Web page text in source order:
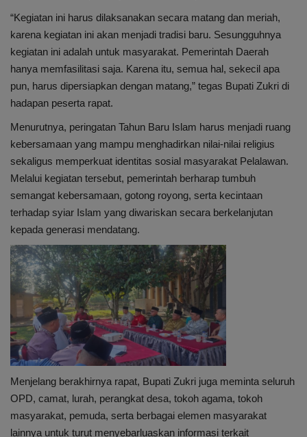
“Kegiatan ini harus dilaksanakan secara matang dan meriah,
karena kegiatan ini akan menjadi tradisi baru. Sesungguhnya
kegiatan ini adalah untuk masyarakat. Pemerintah Daerah
hanya memfasilitasi saja. Karena itu, semua hal, sekecil apa
pun, harus dipersiapkan dengan matang,” tegas Bupati Zukri di
hadapan peserta rapat.
Menurutnya, peringatan Tahun Baru Islam harus menjadi ruang
kebersamaan yang mampu menghadirkan nilai-nilai religius
sekaligus memperkuat identitas sosial masyarakat Pelalawan.
Melalui kegiatan tersebut, pemerintah berharap tumbuh
semangat kebersamaan, gotong royong, serta kecintaan
terhadap syiar Islam yang diwariskan secara berkelanjutan
kepada generasi mendatang.
Menjelang berakhirnya rapat, Bupati Zukri juga meminta seluruh
OPD, camat, lurah, perangkat desa, tokoh agama, tokoh
masyarakat, pemuda, serta berbagai elemen masyarakat
lainnya untuk turut menyebarluaskan informasi terkait